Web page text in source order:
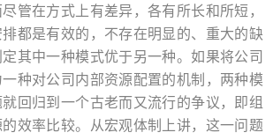
管在方式上有差异，各有所长和所短，
都是有效的，不存在明显的、重大的缺
其中一种模式优于另一种。如果将公司
种对公司内部资源配置的机制，两种模
回归到一个古老而又流行的争议，即组
效率比较。从宏观体制上讲，这一问题